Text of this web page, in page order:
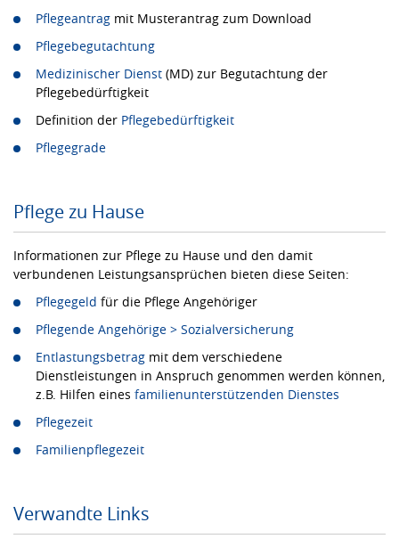
Pflegeantrag mit Musterantrag zum Download
Pflegebegutachtung
Medizinischer Dienst (MD) zur Begutachtung der
Pflegebedürftigkeit
Definition der Pflegebedürftigkeit
Pflegegrade
Pflege zu Hause
Informationen zur Pflege zu Hause und den damit
verbundenen Leistungsansprüchen bieten diese Seiten:
Pflegegeld für die Pflege Angehöriger
Pflegende Angehörige > Sozialversicherung
Entlastungsbetrag mit dem verschiedene
Dienstleistungen in Anspruch genommen werden können,
z.B. Hilfen eines familienunterstützenden Dienstes
Pflegezeit
Familienpflegezeit
Verwandte Links